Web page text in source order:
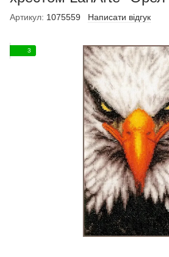
Артикул: 1075559 Написати відгук
3